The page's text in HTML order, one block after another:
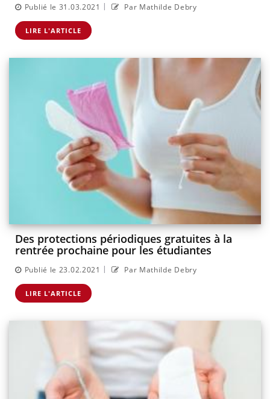
Publié le 31.03.2021 | Par Mathilde Debry
LIRE L'ARTICLE
Des protections périodiques gratuites à la
rentrée prochaine pour les étudiantes
Publié le 23.02.2021 | Par Mathilde Debry
LIRE L'ARTICLE